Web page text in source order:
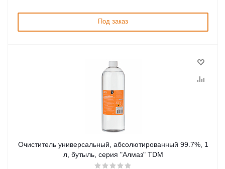
Под заказ
Очиститель универсальный, абсолютированный 99.7%, 1
л, бутыль, серия "Алмаз" TDM